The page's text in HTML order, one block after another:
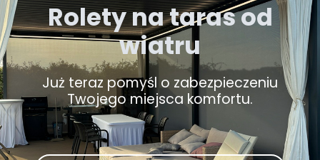
Rolety na taras od
wiatru
Już teraz pomyśl o zabezpieczeniu
Twojego miejsca komfortu.